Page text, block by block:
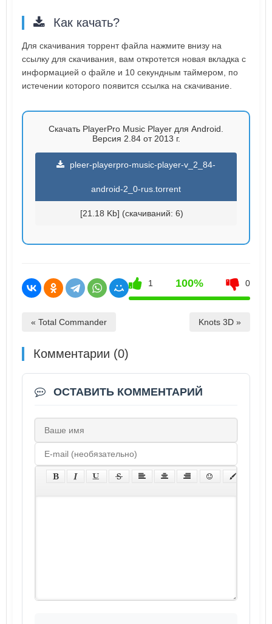
Как качать?
Для скачивания торрент файла нажмите внизу на
ссылку для скачивания, вам откротется новая вкладка с
информацией о файле и 10 секундным таймером, по
истечении которого появится ссылка на скачивание.
Скачать PlayerPro Music Player для Android.
Версия 2.84 от 2013 г.
pleer-playerpro-music-player-v_2_84-
android-2_0-rus.torrent
[21.18 Kb] (cкачиваний: 6)
1 100% 0
« Total Commander Knots 3D »
Комментарии (0)
ОСТАВИТЬ КОММЕНТАРИЙ